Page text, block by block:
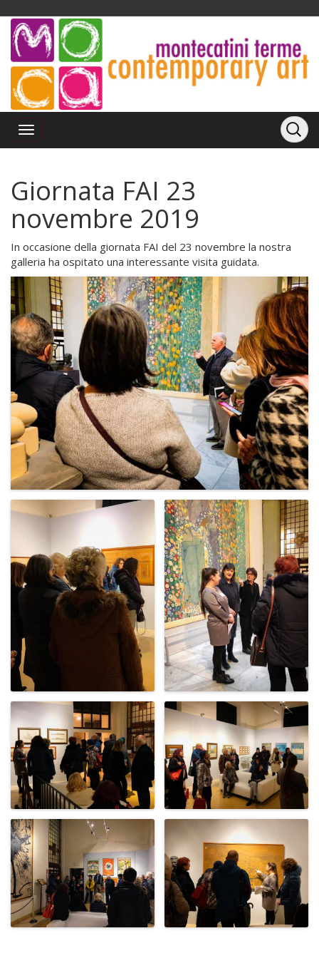
Giornata FAI 23
novembre 2019
In occasione della giornata FAI del 23 novembre la nostra
galleria ha ospitato una interessante visita guidata.